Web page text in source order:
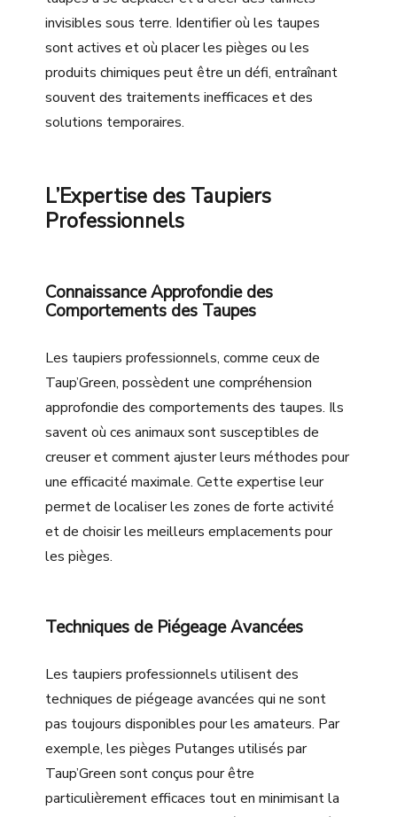
invisibles sous terre. Identifier où les taupes
sont actives et où placer les pièges ou les
produits chimiques peut être un défi, entraînant
souvent des traitements inefficaces et des
solutions temporaires.
L’Expertise des Taupiers
Professionnels
Connaissance Approfondie des
Comportements des Taupes
Les taupiers professionnels, comme ceux de
Taup’Green, possèdent une compréhension
approfondie des comportements des taupes. Ils
savent où ces animaux sont susceptibles de
creuser et comment ajuster leurs méthodes pour
une efficacité maximale. Cette expertise leur
permet de localiser les zones de forte activité
et de choisir les meilleurs emplacements pour
les pièges.
Techniques de Piégeage Avancées
Les taupiers professionnels utilisent des
techniques de piégeage avancées qui ne sont
pas toujours disponibles pour les amateurs. Par
exemple, les pièges Putanges utilisés par
Taup’Green sont conçus pour être
particulièrement efficaces tout en minimisant la